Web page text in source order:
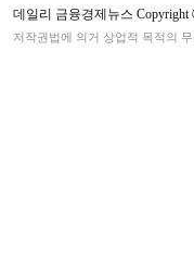
데일리 금융경제뉴스
저작권법에 의거 상업적 목적의